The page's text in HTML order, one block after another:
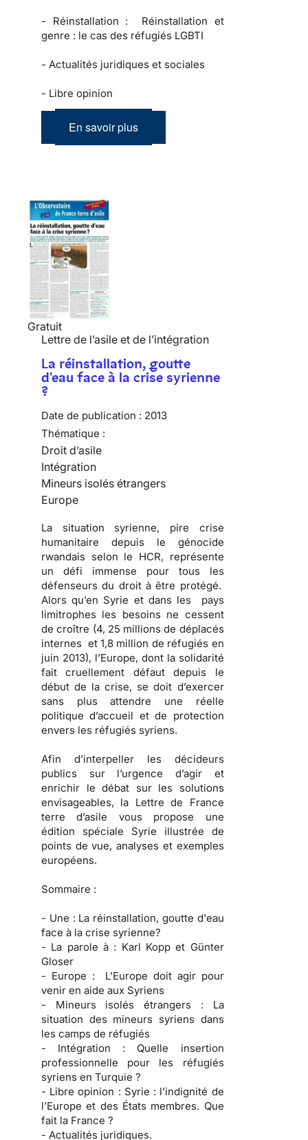
- Réinstallation : Réinstallation et
genre : le cas des réfugiés LGBTI
- Actualités juridiques et sociales
- Libre opinion
En savoir plus
Gratuit
Lettre de l’asile et de l’intégration
La réinstallation, goutte
d'eau face à la crise syrienne
?
Date de publication : 2013
Thématique :
Droit d’asile
Intégration
Mineurs isolés étrangers
Europe
La situation syrienne, pire crise
humanitaire depuis le génocide
rwandais selon le HCR, représente
un défi immense pour tous les
défenseurs du droit à être protégé.
Alors qu’en Syrie et dans les pays
limitrophes les besoins ne cessent
de croître (4, 25 millions de déplacés
internes et 1,8 million de réfugiés en
juin 2013), l’Europe, dont la solidarité
fait cruellement défaut depuis le
début de la crise, se doit d’exercer
sans plus attendre une réelle
politique d’accueil et de protection
envers les réfugiés syriens.
Afin d’interpeller les décideurs
publics sur l’urgence d’agir et
enrichir le débat sur les solutions
envisageables, la Lettre de France
terre d’asile vous propose une
édition spéciale Syrie illustrée de
points de vue, analyses et exemples
européens.
Sommaire :
- Une : La réinstallation, goutte d'eau
face à la crise syrienne?
- La parole à : Karl Kopp et Günter
Gloser
- Europe : L’Europe doit agir pour
venir en aide aux Syriens
- Mineurs isolés étrangers : La
situation des mineurs syriens dans
les camps de réfugiés
- Intégration : Quelle insertion
professionnelle pour les réfugiés
syriens en Turquie ?
- Libre opinion : Syrie : l’indignité de
l’Europe et des États membres. Que
fait la France ?
- Actualités juridiques.